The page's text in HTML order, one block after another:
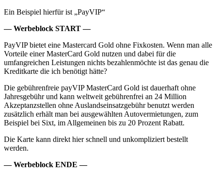
Ein Beispiel hierfür ist „PayVIP“
— Werbeblock START —
PayVIP bietet eine Mastercard Gold ohne Fixkosten. Wenn man alle
Vorteile einer MasterCard Gold nutzen und dabei für die
umfangreichen Leistungen nichts bezahlenmöchte ist das genau die
Kreditkarte die ich benötigt hätte?
Die gebührenfreie payVIP MasterCard Gold ist dauerhaft ohne
Jahresgebühr und kann weltweit gebührenfrei an 24 Million
Akzeptanzstellen ohne Auslandseinsatzgebühr benutzt werden
zusätzlich erhält man bei ausgewählten Autovermietungen, zum
Beispiel bei Sixt, im Allgemeinen bis zu 20 Prozent Rabatt.
Die Karte kann direkt hier schnell und unkompliziert bestellt
werden.
— Werbeblock ENDE —